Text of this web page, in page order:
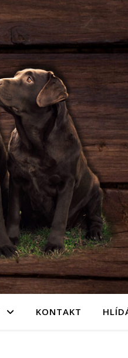
KONTAKT